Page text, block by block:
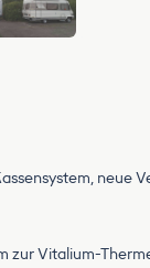
neue
Vitalium-